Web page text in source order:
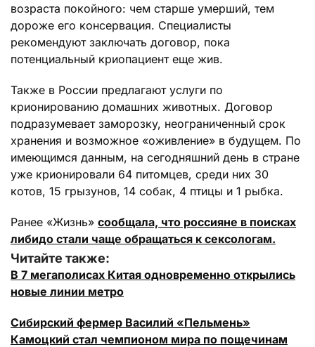
возраста покойного: чем старше умерший, тем
дороже его консервация. Специалисты
рекомендуют заключать договор, пока
потенциальный криопациент еще жив.
Также в России предлагают услуги по
крионированию домашних животных. Договор
подразумевает заморозку, неограниченный срок
хранения и возможное «оживление» в будущем. По
имеющимся данным, на сегодняшний день в стране
уже крионировали 64 питомцев, среди них 30
котов, 15 грызунов, 14 собак, 4 птицы и 1 рыбка.
Ранее «Жизнь» сообщала, что россияне в поисках
либидо стали чаще обращаться к сексологам.
Читайте также:
В 7 мегаполисах Китая одновременно открылись
новые линии метро
Сибирский фермер Василий «Пельмень»
Камоцкий стал чемпионом мира по пощечинам